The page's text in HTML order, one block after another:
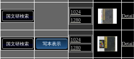
国文研検索
1024
1280
Detail
国文研検索 写本表示
1024
1280
Detail